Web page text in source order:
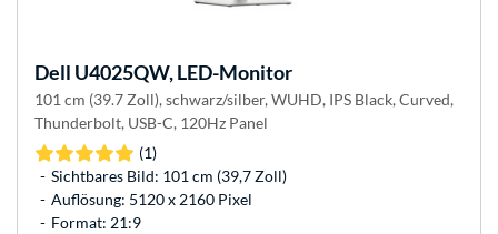
Dell U4025QW, LED-Monitor
101 cm (39.7 Zoll), schwarz/silber, WUHD, IPS Black, Curved,
Thunderbolt, USB-C, 120Hz Panel
(1)
Sichtbares Bild: 101 cm (39,7 Zoll)
Auflösung: 5120 x 2160 Pixel
Format: 21:9